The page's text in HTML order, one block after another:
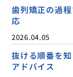
歯列矯正の過
応
2026.04.05
抜ける順番を
アドバイス